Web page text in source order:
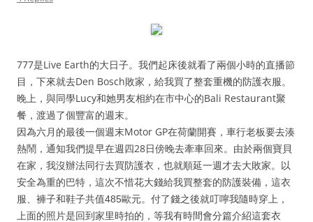
777是Live Earth的大日子。我們起床後就看了兩個小時的直播節
目，下來就去Den Bosch敗家，給我買了整套重機的防護衣服。
晚上，與同學Lucy和她男友相約在市中心的Bali Restaurant聚
餐，渡過了個豐富的週末。
因為六月的最後一個週末Motor GP在荷蘭開賽，車行老板要去湊
熱鬧，通知我們提早在週四28日傍晚去牽車回來。由於兩個寶貝
在家，我沒辦法同行去買防護衣，也就順延一週才去大敗家。以
安全為重的巴特，這次不惜花大錢給我買整套的防護裝備，這衣
服 、褲子和鞋子共值485歐元。付了錢之後就叮嚀我隨時穿上，
上面的照片是回到家里時拍的，等我有時間會分篇介紹這套衣